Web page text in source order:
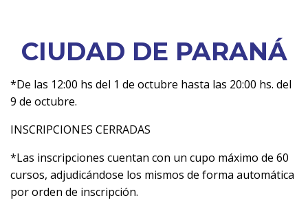
CIUDAD DE PARANÁ
*De las 12:00 hs del 1 de octubre hasta las 20:00 hs. del
9 de octubre.
INSCRIPCIONES CERRADAS
*Las inscripciones cuentan con un cupo máximo de 60
cursos, adjudicándose los mismos de forma automática
por orden de inscripción.